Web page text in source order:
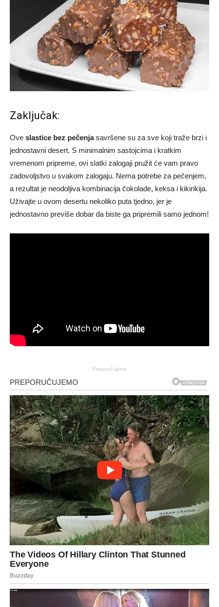
Zaključak:
Ove slastice bez pečenjasavršene su za sve koji traže brzi i
jednostavni desert. S minimalnim sastojcima i kratkim
vremenom pripreme, ovi slatki zalogaji pružit će vam pravo
zadovoljstvo u svakom zalogaju. Nema potrebe za pečenjem,
a rezultat je neodoljiva kombinacija čokolade, keksa i kikirikija.
Uživajte u ovom desertu nekoliko puta tjedno, jer je
jednostavno previše dobar da biste ga pripremili samo jednom!
Preporučujemo